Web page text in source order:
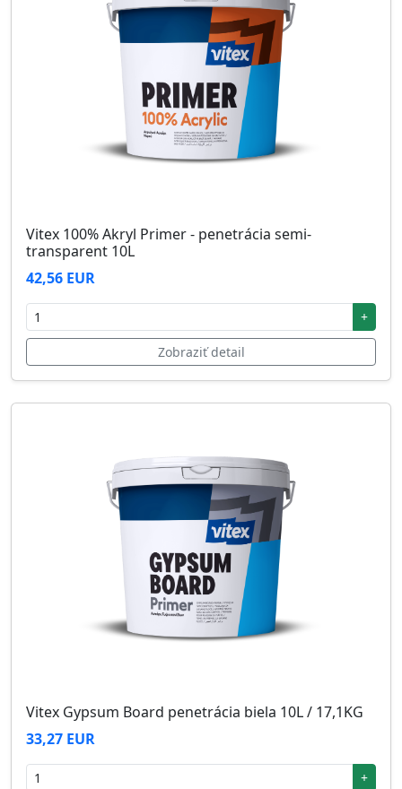
Vitex 100% Akryl Primer - penetrácia semi-
transparent 10L
42,56 EUR
+
Zobraziť detail
Vitex Gypsum Board penetrácia biela 10L / 17,1KG
33,27 EUR
+